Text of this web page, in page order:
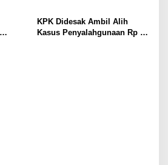
KPK Didesak Ambil Alih
Kasus Penyalahgunaan Rp 16